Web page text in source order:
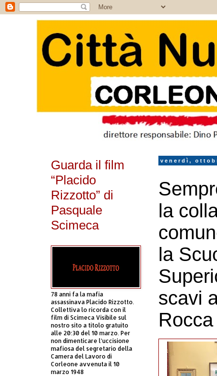
venerdì,
la
la
scavi
Rocca
Guarda il film
“Placido
Rizzotto” di
Pasquale
Scimeca
78 anni fa la mafia
assassinava Placido Rizzotto.
Collettiva lo ricorda con il
film di Scimeca Visibile sul
nostro sito a titolo gratuito
alle 20:30 del 10 marzo. Per
non dimenticare l’uccisione
mafiosa del segretario della
Camera del Lavoro di
Corleone avvenuta il 10
marzo 1948